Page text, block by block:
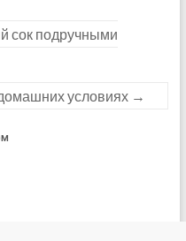
сок подручными
условиях →